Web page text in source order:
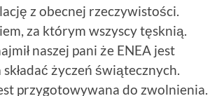
z obecnej rzeczywistości.
za którym wszyscy tęsknią.
naszej pani że ENEA jest
życzeń świątecznych.
przygotowywana do zwolnienia.